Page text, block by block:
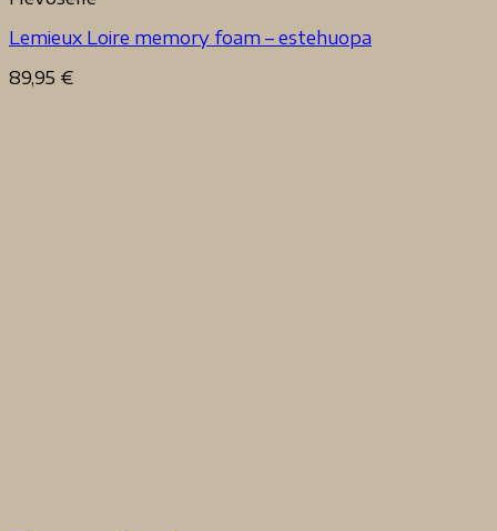
Lemieux Loire memory foam – estehuopa
89,95 €